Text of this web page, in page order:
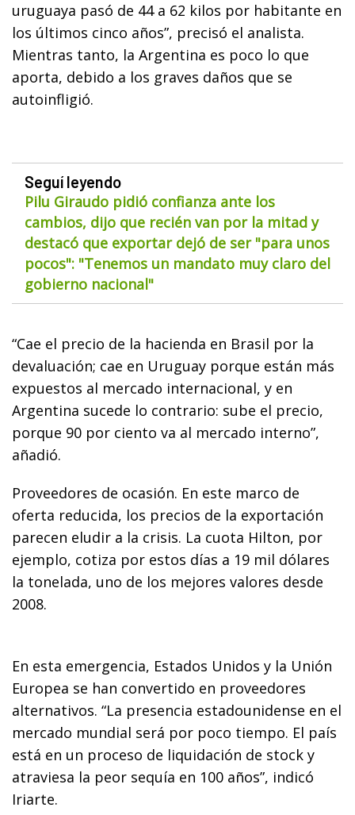
uruguaya pasó de 44 a 62 kilos por habitante en
los últimos cinco años”, precisó el analista.
Mientras tanto, la Argentina es poco lo que
aporta, debido a los graves daños que se
autoinfligió.
Seguí leyendo
Pilu Giraudo pidió confianza ante los
cambios, dijo que recién van por la mitad y
destacó que exportar dejó de ser "para unos
pocos": "Tenemos un mandato muy claro del
gobierno nacional"
“Cae el precio de la hacienda en Brasil por la
devaluación; cae en Uruguay porque están más
expuestos al mercado internacional, y en
Argentina sucede lo contrario: sube el precio,
porque 90 por ciento va al mercado interno”,
añadió.
Proveedores de ocasión. En este marco de
oferta reducida, los precios de la exportación
parecen eludir a la crisis. La cuota Hilton, por
ejemplo, cotiza por estos días a 19 mil dólares
la tonelada, uno de los mejores valores desde
2008.
En esta emergencia, Estados Unidos y la Unión
Europea se han convertido en proveedores
alternativos. “La presencia estadounidense en el
mercado mundial será por poco tiempo. El país
está en un proceso de liquidación de stock y
atraviesa la peor sequía en 100 años”, indicó
Iriarte.